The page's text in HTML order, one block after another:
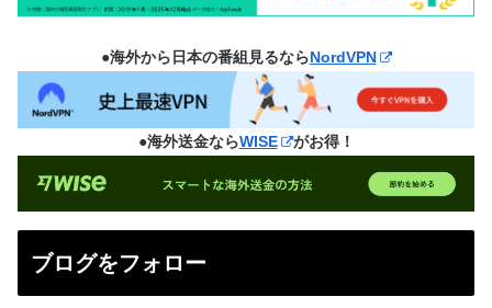
●海外から日本の番組見るならNordVPN
●海外送金ならWISE がお得！
ブログをフォロー